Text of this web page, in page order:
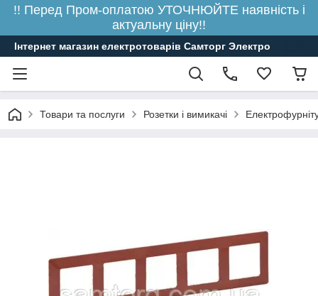
!! Перед Пром-оплатою УТОЧНЮЙТЕ наявність і
актуальну ціну!!
Інтернет магазин електротоварів Самторг Электро
Товари та послуги Розетки і вимикачі